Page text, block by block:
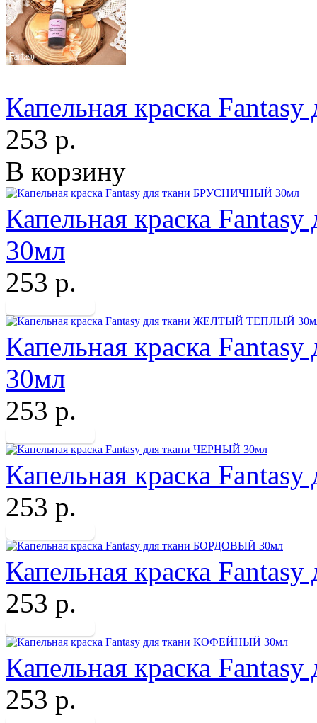
Капельная краска
253 р.
В корзину
Капельная краска
30мл
253 р.
Капельная краска
30мл
253 р.
Капельная краска
253 р.
Капельная краска
253 р.
Капельная краска
253 р.